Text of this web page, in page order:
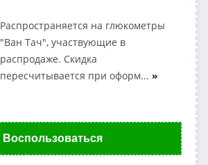
Распространяется на глюкометры
"Ван Тач", участвующие в
распродаже. Скидка
пересчитывается при оформ... »
Воспользоваться